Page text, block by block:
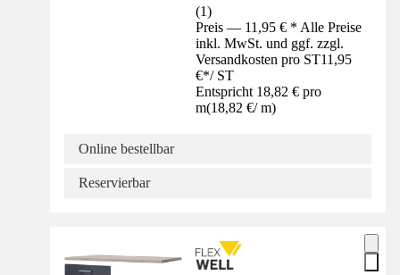
(1)
Preis — 11,95 € * Alle Preise
inkl. MwSt. und ggf. zzgl.
Versandkosten pro ST11,95
€*/ ST
Entspricht 18,82 € pro
m(18,82 €/ m)
Online bestellbar
Reservierbar